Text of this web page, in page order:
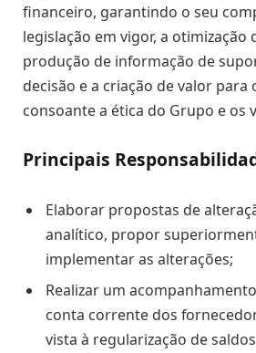
financeiro, garantindo o seu
legislação em vigor, a otimização
produção de informação de
decisão e a criação de valor para
consoante a ética do Grupo e os
Principais
Elaborar propostas de
analítico, propor
implementar as alterações;
Realizar um
conta corrente dos
vista à regularização de